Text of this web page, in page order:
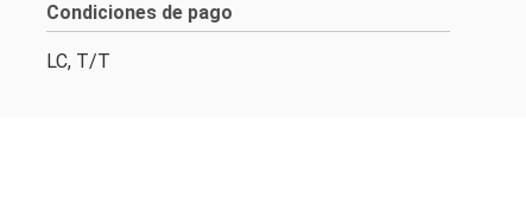
Condiciones de pago
LC, T/T